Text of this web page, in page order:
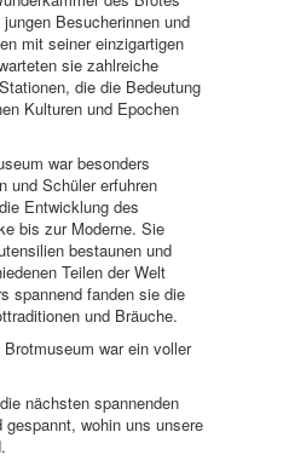
Besucherinnen und
mit seiner einzigartigen
sie zahlreiche
die die Bedeutung
Kulturen und Epochen
war besonders
und Schüler erfuhren
Entwicklung des
bis zur Moderne. Sie
bestaunen und
Teilen der Welt
spannend fanden sie die
und Bräuche.
war ein voller
nächsten spannenden
gespannt, wohin uns unsere